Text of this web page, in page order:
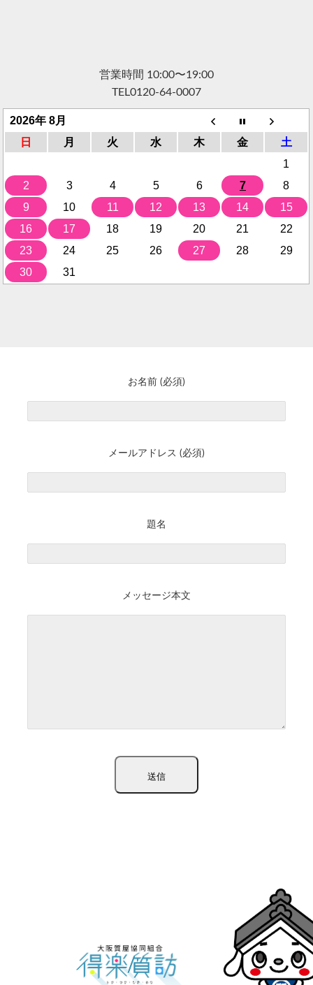
営業時間 10:00〜19:00
TEL0120-64-0007
2026年 8月
日
月 火 水 木 金
土
1
2
3 4 5 6 7
8
9
10 11 12 13 14
15
16
17 18 19 20 21
22
23
24 25 26 27 28
29
30
31
お名前 (必須)
メールアドレス (必須)
題名
メッセージ本文